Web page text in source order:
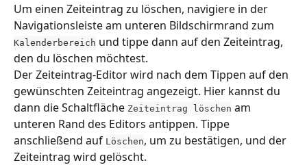
Um einen Zeiteintrag zu löschen, navigiere in der
Navigationsleiste am unteren Bildschirmrand zum
Kalenderbereich und tippe dann auf den Zeiteintrag,
den du löschen möchtest.
Der Zeiteintrag-Editor wird nach dem Tippen auf den
gewünschten Zeiteintrag angezeigt. Hier kannst du
dann die Schaltfläche Zeiteintrag löschen am
unteren Rand des Editors antippen. Tippe
anschließend auf Löschen, um zu bestätigen, und der
Zeiteintrag wird gelöscht.